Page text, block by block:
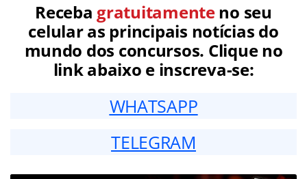
Receba gratuitamenteno seu
celular as principais notícias do
mundo dos concursos. Clique no
link abaixo e inscreva-se:
WHATSAPP
TELEGRAM